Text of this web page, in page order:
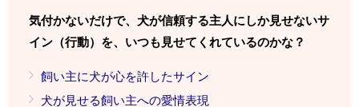
気付かないだけで、犬が信頼する主人にしか見せないサ
イン（行動）を、いつも見せてくれているのかな？
飼い主に犬が心を許したサイン
犬が見せる飼い主への愛情表現